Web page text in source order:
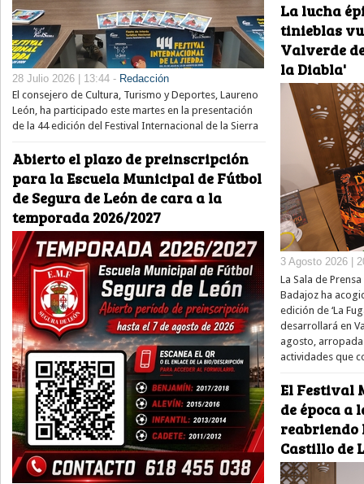
28 Julio 2026 | 13:44 - Redacción
El consejero de Cultura, Turismo y Deportes, Laureno
León, ha participado este martes en la presentación
de la 44 edición del Festival Internacional de la Sierra
Abierto el plazo de preinscripción
para la Escuela Municipal de Fútbol
de Segura de León de cara a la
temporada 2026/2027
La lucha
tinieblas
Valverde
la Diabla'
3 Agosto 2026 |
La Sala de
Badajoz ha
edición de ‘La
desarrollará en
agosto,
actividades que
El Festival
de época a
reabriendo
Castillo de